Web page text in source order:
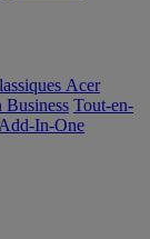
Acer
Business Tout-en-
Add-In-One